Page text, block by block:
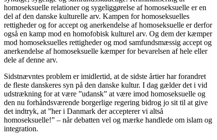
homoseksuelle relationer og sygeliggørelse af homoseksuelle er en
del af den danske kulturelle arv. Kampen for homoseksuelles
rettigheder og for accept og anerkendelse af homoseksuelle er derfor
også en kamp mod en homofobisk kulturel arv. Og dem der kæmper
mod homoseksuelles rettigheder og mod samfundsmæssig accept og
anerkendelse af homoseksuelle kæmper for bevarelsen af hele eller
dele af denne arv.
Sidstnævntes problem er imidlertid, at de sidste årtier har forandret
de fleste danskeres syn på den danske kultur. I dag gælder det i vid
udstrækning for at være ”udansk” at være imod homoseksuelle og
den nu forhåndsværende borgerlige regering bidrog jo sit til at give
det indtryk, at ”her i Danmark der accepterer vi altså
homoseksuelle!” – når debatten vel og mærke handlede om islam og
integration.